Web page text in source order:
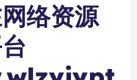
络资源